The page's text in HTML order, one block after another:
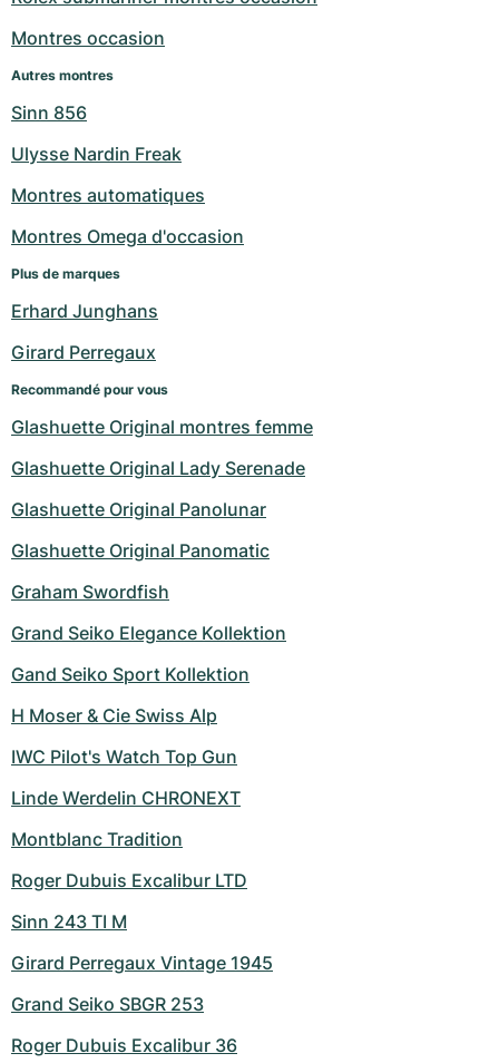
Milgauss
Oyster Perpetual
Yacht-Master II
Sea-Dweller
Submariner
Montres pour femmes
Ronde
Rotonde
Pasha
Tortue
Ballon Blanc
Roadster
Montres pour femmes
Professional
Bentley
Cockpit
Chronospace
Galactic
Montbrillant
Montres pour femmes
Formula 1
Grand Carrera
Montres pour femmes
Portofino
Portugieser
Aquatimer
Spitfire
Vintage
Montres d'occasion
Spirit of Big Bang
King Power
Montres occasion
Autres montres
Sinn 856
Ulysse Nardin Freak
Montres automatiques
Montres Omega d'occasion
Plus de marques
Erhard Junghans
Girard Perregaux
Recommandé pour vous
Glashuette Original montres femme
Glashuette Original Lady Serenade
Glashuette Original Panolunar
Glashuette Original Panomatic
Graham Swordfish
Grand Seiko Elegance Kollektion
Gand Seiko Sport Kollektion
H Moser & Cie Swiss Alp
IWC Pilot's Watch Top Gun
Linde Werdelin CHRONEXT
Montblanc Tradition
Roger Dubuis Excalibur LTD
Sinn 243 TI M
Girard Perregaux Vintage 1945
Grand Seiko SBGR 253
Roger Dubuis Excalibur 36